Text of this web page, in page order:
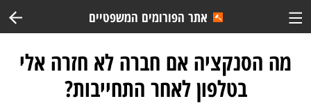
אתר הפורומים המשפטיים
מה הסנקציה אם חברה לא חזרה אלי
בטלפון לאחר התחייבות?